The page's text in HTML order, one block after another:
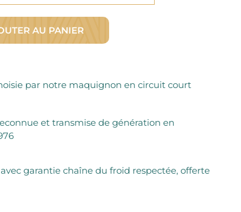
AU PANIER
par notre maquignon en circuit court
et transmise de génération en
garantie chaîne du froid respectée, offerte